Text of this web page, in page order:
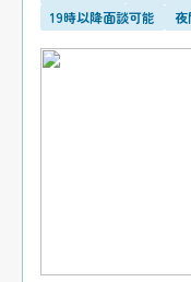
19時以降面談可能 夜